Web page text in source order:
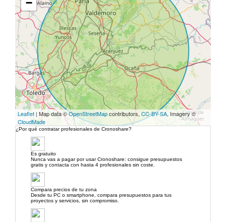
−
Leaflet | Map data ©OpenStreetMapcontributors, CC-BY-SA, Imagery ©
CloudMade
¿Por qué contratar profesionales de Cronoshare?
Es gratuito
Nunca vas a pagar por usar Cronoshare: consigue presupuestos
gratis y contacta con hasta 4 profesionales sin coste.
Compara precios de tu zona
Desde tu PC o smartphone, compara presupuestos para tus
proyectos y servicios, sin compromiso.